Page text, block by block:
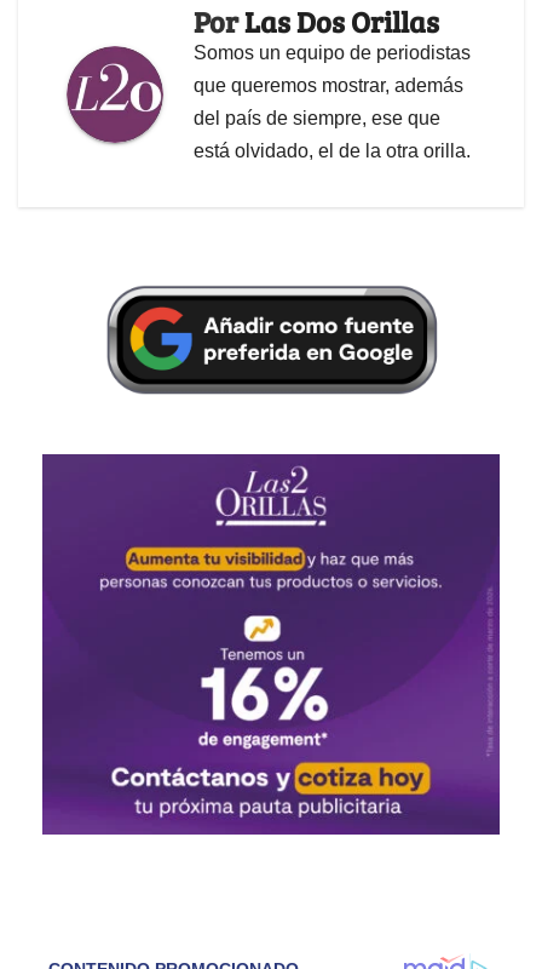
PorLas Dos Orillas
Somos un equipo de periodistas
que queremos mostrar, además
del país de siempre, ese que
está olvidado, el de la otra orilla.